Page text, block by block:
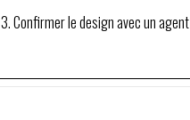
3. Confirmer le design avec un agent